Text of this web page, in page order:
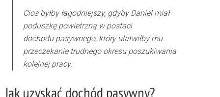
Cios byłby łagodniejszy, gdyby Daniel miał
poduszkę powietrzną w postaci
dochodu pasywnego, który ułatwiłby mu
przeczekanie trudnego okresu poszukiwania
kolejnej pracy.
Jak uzyskać dochód pasywny?